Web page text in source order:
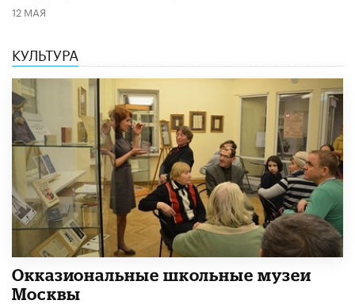
12 МАЯ
КУЛЬТУРА
​Окказиональные школьные музеи
Москвы